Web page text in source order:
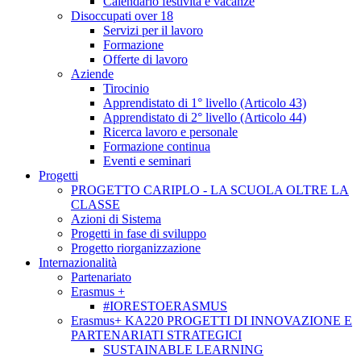
Disoccupati over 18
Servizi per il lavoro
Formazione
Offerte di lavoro
Aziende
Tirocinio
Apprendistato di 1° livello (Articolo 43)
Apprendistato di 2° livello (Articolo 44)
Ricerca lavoro e personale
Formazione continua
Eventi e seminari
Progetti
PROGETTO CARIPLO - LA SCUOLA OLTRE LA
CLASSE
Azioni di Sistema
Progetti in fase di sviluppo
Progetto riorganizzazione
Internazionalità
Partenariato
Erasmus +
#IORESTOERASMUS
Erasmus+ KA220 PROGETTI DI INNOVAZIONE E
PARTENARIATI STRATEGICI
SUSTAINABLE LEARNING